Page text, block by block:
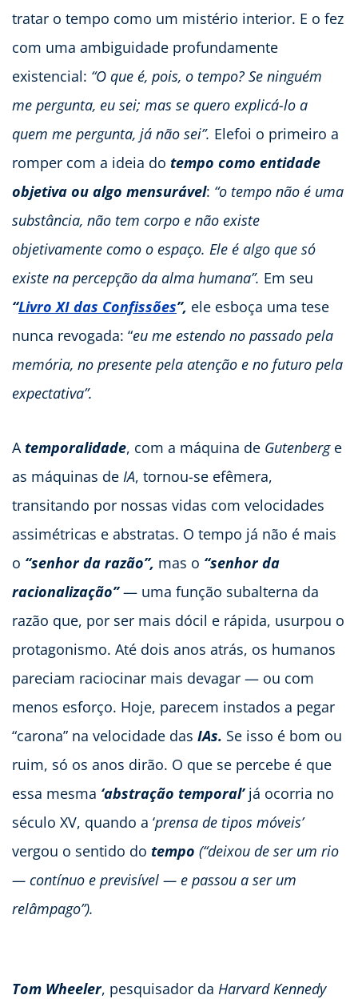
tratar o tempo como um mistério interior. E o fez
com uma ambiguidade profundamente
existencial: “O que é, pois, o tempo? Se ninguém
me pergunta, eu sei; mas se quero explicá-lo a
quem me pergunta, já não sei”. Elefoi o primeiro a
romper com a ideia do tempo como entidade
objetiva ou algo mensurável: “o tempo não é uma
substância, não tem corpo e não existe
objetivamente como o espaço. Ele é algo que só
existe na percepção da alma humana”. Em seu
“Livro XI das Confissões”, ele esboça uma tese
nunca revogada: “eu me estendo no passado pela
memória, no presente pela atenção e no futuro pela
expectativa”.
A temporalidade, com a máquina de Gutenberg e
as máquinas de IA, tornou-se efêmera,
transitando por nossas vidas com velocidades
assimétricas e abstratas. O tempo já não é mais
o “senhor da razão”, mas o “senhor da
racionalização”— uma função subalterna da
razão que, por ser mais dócil e rápida, usurpou o
protagonismo. Até dois anos atrás, os humanos
pareciam raciocinar mais devagar — ou com
menos esforço. Hoje, parecem instados a pegar
“carona” na velocidade das IAs. Se isso é bom ou
ruim, só os anos dirão. O que se percebe é que
essa mesma ‘abstração temporal’já ocorria no
século XV, quando a ‘prensa de tipos móveis’
vergou o sentido do tempo (“deixou de ser um rio
— contínuo e previsível — e passou a ser um
relâmpago”).
Tom Wheeler, pesquisador da Harvard Kennedy